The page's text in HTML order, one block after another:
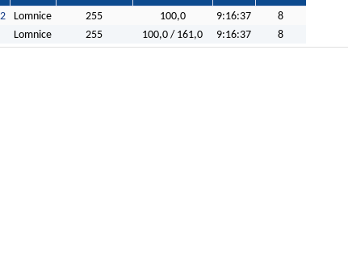
Lomnice 255 100,0 9:16:37
8
Lomnice 255 100,0 / 161,0 9:16:37 8